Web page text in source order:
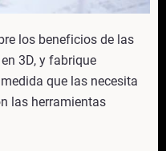
los beneficios de las
3D, y fabrique
que las necesita
las herramientas